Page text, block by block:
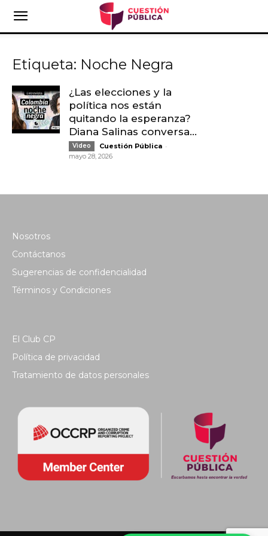
Etiqueta: Noche Negra
¿Las elecciones y la
política nos están
quitando la esperanza?
Diana Salinas conversa...
Video Cuestión Pública -
mayo 28, 2026
Nosotros
Contáctanos
Sugerencias de confidencialidad
Términos y Condiciones
El Club CP
Política de privacidad
Tratamiento de datos personales